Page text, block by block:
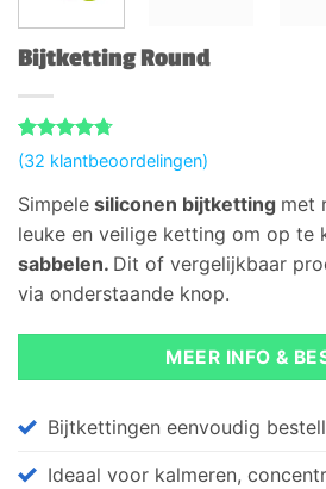
Bijtketting Round
Gewaardeerd
4.72
op 5
gebaseerd
op
32
klant
waarderingen
(32 klantbeoordelingen)
Simpele siliconen bijtketting met
leuke en veilige ketting om op te
sabbelen. Dit of vergelijkbaar
via onderstaande knop.
MEER INFO &
Bijtkettingen eenvoudig
Ideaal voor kalmeren,